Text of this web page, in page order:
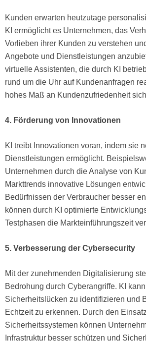
Kunden erwarten heutzutage
KI ermöglicht es Unternehmen, das
Vorlieben ihrer Kunden zu verstehen
Angebote und Dienstleistungen
virtuelle Assistenten, die durch KI
rund um die Uhr auf Kundenanfragen
hohes Maß an Kundenzufriedenheit
4. Förderung von Innovationen
KI treibt Innovationen voran, indem sie
Dienstleistungen ermöglicht.
Unternehmen durch die Analyse von
Markttrends innovative Lösungen
Bedürfnissen der Verbraucher besser
können durch KI optimierte
Testphasen die Markteinführungszeit
5. Verbesserung der Cybersecurity
Mit der zunehmenden Digitalisierung
Bedrohung durch Cyberangriffe. KI
Sicherheitslücken zu identifizieren und
Echtzeit zu erkennen. Durch den
Sicherheitssystemen können
Infrastruktur besser schützen und